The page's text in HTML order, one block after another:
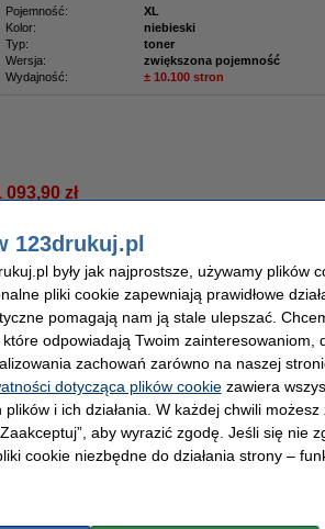
Pojemność: XL
Kolor:
niebieski
Typ:
toner
Wersja:
zwiększona pojemność
Wydajność:
± 10.100 stron
093,90 zł
zwiększona pojemność, oryginalny
Opis
Oryginalny czerwony toner Xerox 106R03767 o
Właściwości
Pojemność:
Typ:
toner
Wersja:
zwiększona pojemność
123drukuj.pl
były jak najprostsze, używamy plików
pliki cookie zapewniają prawidłowe
pomagają nam ją stale ulepszać.
odpowiadają Twoim zainteresowaniom,
zachowań zarówno na naszej
dotycząca plików cookiezawiera
i ich działania. W każdej chwili możesz
aby wyrazić zgodę. Jeśli się nie
cookie niezbędne do działania strony –